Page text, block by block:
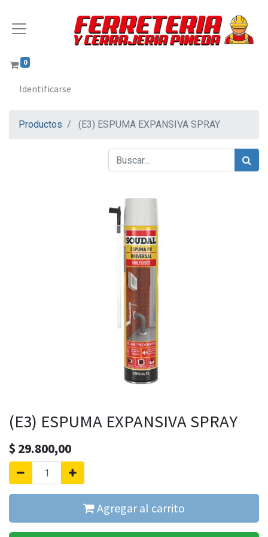
0
Identificarse
Productos (E3) ESPUMA EXPANSIVA SPRAY
(E3) ESPUMA EXPANSIVA SPRAY
$ 29.800,00
Agregar al carrito